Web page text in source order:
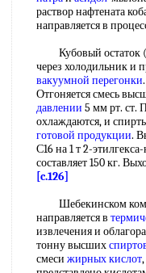
раствор нафтената
направляется в
Кубовый остаток
через холодильник и
вакуумной перегонки
Отгоняется смесь
давлении 5 мм рт. ст.
охлаждаются, и
готовой продукции.
С16 на 1 т 2-
составляет 150 кг.
[c.126]
Шебекинском
направляется в
извлечения и
тонну высших
смеси жирных кислот